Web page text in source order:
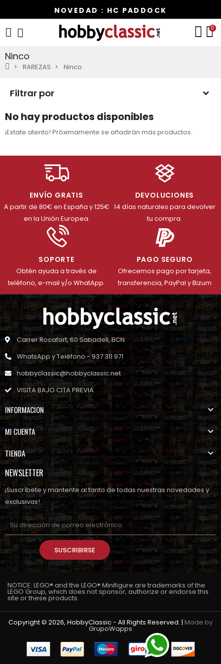
NOVEDAD : HC PADDOCK
0
Ninco
RAREZAS Ninco
Filtrar por
No hay productos disponibles
¡Estate atento! Próximamente se añadirán más productos.
ENVÍO GRATIS
A partir de 80€ en España y 125€
en la Unión Europea.
DEVOLUCIONES
14 días naturales para devolver
tu compra.
SOPORTE
Obtén ayuda a través de
teléfono, e-mail y/o WhatApp.
PAGO SEGURO
Ofrecemos pago por tarjeta,
transferencia, PayPal y Bizum
Carrer Rocafort, 60 Sabadell, BCN
WhatsApp y Teléfono - 937 311 971
hobbyclassic@hobbyclassic.net
VISITA BAJO CITA PREVIA
INFORMACION
MI CUENTA
TIENDA
NEWSLETTER
¡Suscríbete y mantente al tanto de todas nuestras novedades y
exclusivas!
SUSCRIBIRSE
NOTICE: LEGO® and the LEGO® Minifigure are trademarks of the
LEGO Group, which does not sponsor, authorize or endorse this
site or these products.
Copyright © 2026, HobbyClassic - All Rights Reserved. | Made by
GrupoWapps